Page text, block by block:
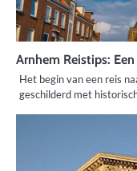
Arnhem Reistips:
Het begin van een reis
geschilderd met